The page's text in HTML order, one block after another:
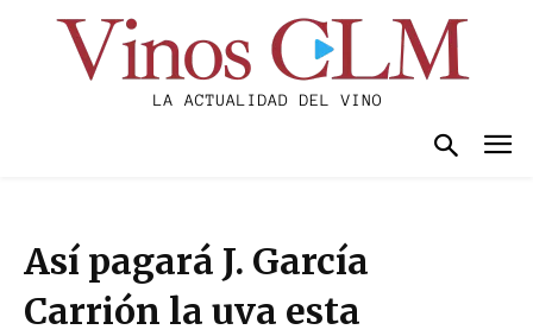
Así pagará J. García
Carrión la uva esta